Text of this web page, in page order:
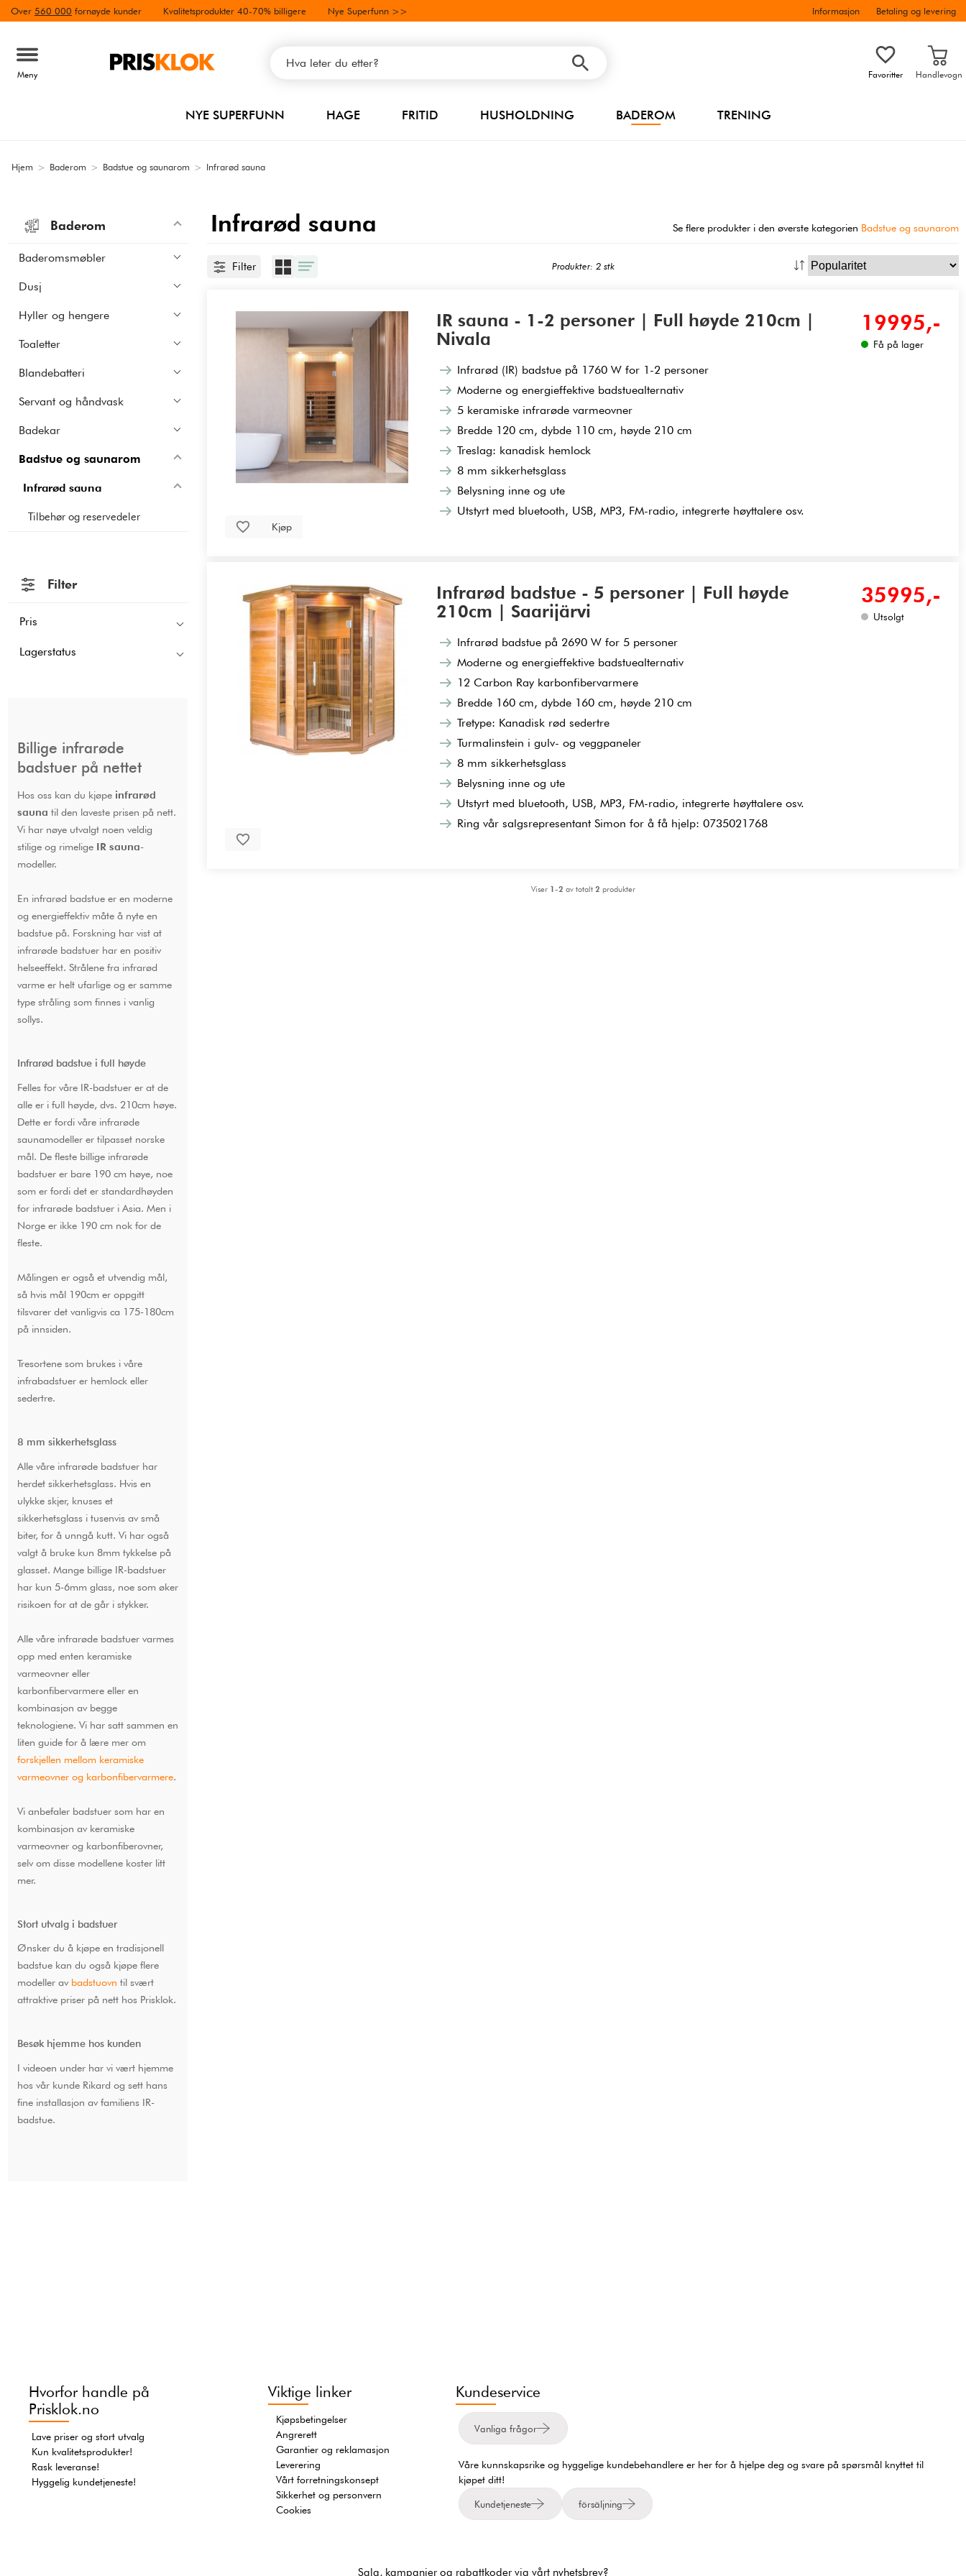
Over 560 000 fornøyde kunder Kvalitetsprodukter 40-70% billigere Nye Superfunn >> Informasjon Betaling og levering
Meny Favoritter Handlevogn
NYE SUPERFUNN HAGE FRITID HUSHOLDNING BADEROM TRENING
Hjem > Baderom > Badstue og saunarom > Infrarød sauna
Infrarød sauna Se flere produkter i den øverste kategorien Badstue og saunarom
Baderom
Baderomsmøbler
Dusj
Hyller og hengere
Toaletter
Blandebatteri
Servant og håndvask
Badekar
Badstue og saunarom
Infrarød sauna
Tilbehør og reservedeler
Filter
Pris
Lagerstatus
Billige infrarøde
badstuer på nettet
Hos oss kan du kjøpe infrarød
sauna til den laveste prisen på nett.
Vi har nøye utvalgt noen veldig
stilige og rimelige IR sauna-
modeller.
En infrarød badstue er en moderne
og energieffektiv måte å nyte en
badstue på. Forskning har vist at
infrarøde badstuer har en positiv
helseeffekt. Strålene fra infrarød
varme er helt ufarlige og er samme
type stråling som finnes i vanlig
sollys.
Infrarød badstue i full høyde
Felles for våre IR-badstuer er at de
alle er i full høyde, dvs. 210cm høye.
Dette er fordi våre infrarøde
saunamodeller er tilpasset norske
mål. De fleste billige infrarøde
badstuer er bare 190 cm høye, noe
som er fordi det er standardhøyden
for infrarøde badstuer i Asia. Men i
Norge er ikke 190 cm nok for de
fleste.
Målingen er også et utvendig mål,
så hvis mål 190cm er oppgitt
tilsvarer det vanligvis ca 175-180cm
på innsiden.
Tresortene som brukes i våre
infrabadstuer er hemlock eller
sedertre.
8 mm sikkerhetsglass
Alle våre infrarøde badstuer har
herdet sikkerhetsglass. Hvis en
ulykke skjer, knuses et
sikkerhetsglass i tusenvis av små
biter, for å unngå kutt. Vi har også
valgt å bruke kun 8mm tykkelse på
glasset. Mange billige IR-badstuer
har kun 5-6mm glass, noe som øker
risikoen for at de går i stykker.
Alle våre infrarøde badstuer varmes
opp med enten keramiske
varmeovner eller
karbonfibervarmere eller en
kombinasjon av begge
teknologiene. Vi har satt sammen en
liten guide for å lære mer om
forskjellen mellom keramiske
varmeovner og karbonfibervarmere.
Vi anbefaler badstuer som har en
kombinasjon av keramiske
varmeovner og karbonfiberovner,
selv om disse modellene koster litt
mer.
Stort utvalg i badstuer
Ønsker du å kjøpe en tradisjonell
badstue kan du også kjøpe flere
modeller av badstuovn til svært
attraktive priser på nett hos Prisklok.
Besøk hjemme hos kunden
I videoen under har vi vært hjemme
hos vår kunde Rikard og sett hans
fine installasjon av familiens IR-
badstue.
Filter Produkter: 2 stk
IR sauna - 1-2 personer | Full høyde 210cm |
Nivala
Infrarød (IR) badstue på 1760 W for 1-2 personer
Moderne og energieffektive badstuealternativ
5 keramiske infrarøde varmeovner
Bredde 120 cm, dybde 110 cm, høyde 210 cm
Treslag: kanadisk hemlock
8 mm sikkerhetsglass
Belysning inne og ute
Utstyrt med bluetooth, USB, MP3, FM-radio, integrerte høyttalere osv.
19995,-
Få på lager
Kjøp
Infrarød badstue - 5 personer | Full høyde
210cm | Saarijärvi
Infrarød badstue på 2690 W for 5 personer
Moderne og energieffektive badstuealternativ
12 Carbon Ray karbonfibervarmere
Bredde 160 cm, dybde 160 cm, høyde 210 cm
Tretype: Kanadisk rød sedertre
Turmalinstein i gulv- og veggpaneler
8 mm sikkerhetsglass
Belysning inne og ute
Utstyrt med bluetooth, USB, MP3, FM-radio, integrerte høyttalere osv.
Ring vår salgsrepresentant Simon for å få hjelp: 0735021768
35995,-
Utsolgt
Viser 1-2 av totalt 2 produkter
Hvorfor handle på
Prisklok.no
Lave priser og stort utvalg
Kun kvalitetsprodukter!
Rask leveranse!
Hyggelig kundetjeneste!
Viktige linker
Kjøpsbetingelser
Angrerett
Garantier og reklamasjon
Leverering
Vårt forretningskonsept
Sikkerhet og personvern
Cookies
Kundeservice
Vanliga frågor
Våre kunnskapsrike og hyggelige kundebehandlere er her for å hjelpe deg og svare på spørsmål knyttet til
kjøpet ditt!
Kundetjeneste försäljning
Salg, kampanjer og rabattkoder via vårt nyhetsbrev?